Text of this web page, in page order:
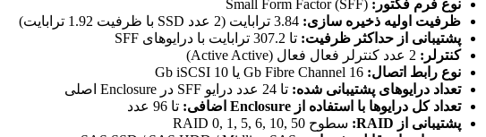
نوع فرم فکتور:
ظرفیت اولیه ذخیره سازی:
پشتیبانی از حداکثر ظرفیت: تا 307.2 ترابایت با درایوهای SFF
کنترلر:
نوع رابط اتصال:
تعداد درایوهای پشتیبانی شده: تا 24 عدد درایو SFF در Enclosure اصلی
تعداد کل درایوها با استفاده از Enclosure اضافی:
تا 96 عدد
پشتیبانی از RAID:
سطوح RAID 0, 1, 5, 6, 10, 50